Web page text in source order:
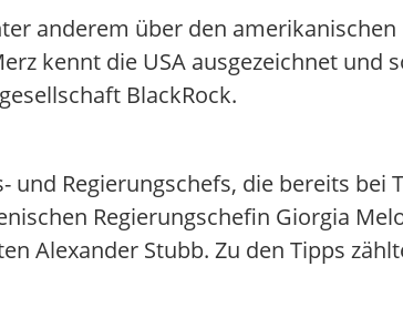
anderem über den
kennt die USA ausgezeichnet und
BlackRock.
und Regierungschefs, die bereits bei
Regierungschefin Giorgia
Alexander Stubb. Zu den Tipps